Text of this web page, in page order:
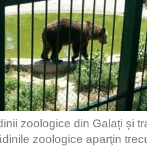
zoologice din Galați și
zoologice aparţin